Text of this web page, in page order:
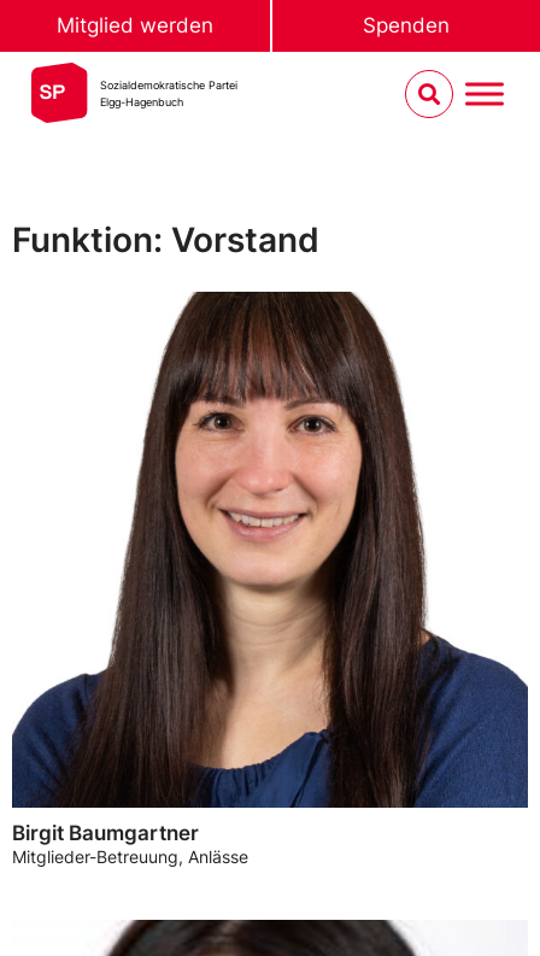
Mitglied werden Spenden
Sozialdemokratische Partei
Elgg-Hagenbuch
Funktion: Vorstand
Birgit Baumgartner
Mitglieder-Betreuung, Anlässe